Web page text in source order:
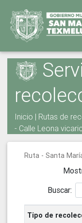
Inicio | Rutas de
- Calle Leona
Ruta - Santa
Buscar: